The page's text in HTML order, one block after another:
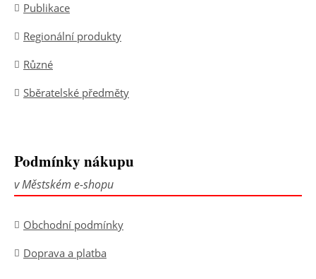
Publikace
Regionální produkty
Různé
Sběratelské předměty
Podmínky nákupu
v Městském e-shopu
Obchodní podmínky
Doprava a platba